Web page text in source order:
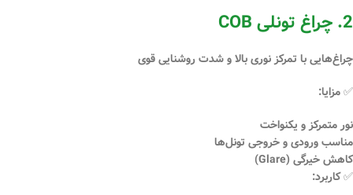
2. چراغ تونلی COB
چراغ‌هایی با تمرکز نوری بالا و شدت روشنایی قوی
✅ مزایا:
نور متمرکز و یکنواخت
مناسب ورودی و خروجی تونل‌ها
کاهش خیرگی (Glare)
✅ کاربرد: